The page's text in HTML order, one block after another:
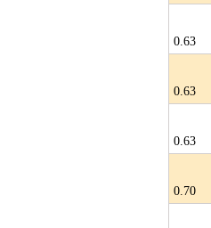
0.63
0.63
0.63
0.70